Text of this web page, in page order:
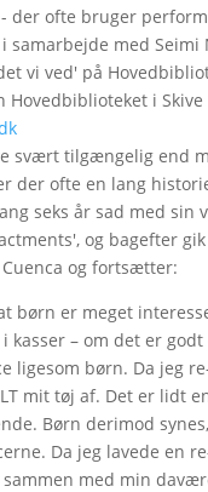
der ofte bruger
med Seimi
vi ved' på
i
svært tilgængelig end
der ofte en lang
seks år sad med sin
og bagefter
og fortsætter:
børn er meget
– om det er
ligesom børn. Da jeg
mit tøj af. Det er lidt
Børn derimod
Da jeg lavede en
med min